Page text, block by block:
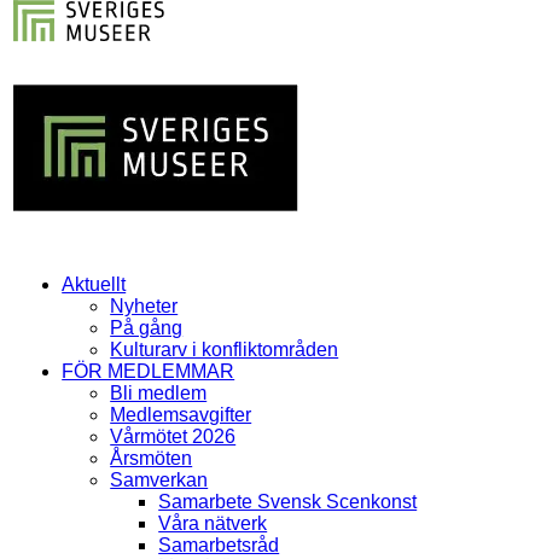
Aktuellt
Nyheter
På gång
Kulturarv i konfliktområden
FÖR MEDLEMMAR
Bli medlem
Medlemsavgifter
Vårmötet 2026
Årsmöten
Samverkan
Samarbete Svensk Scenkonst
Våra nätverk
Samarbetsråd